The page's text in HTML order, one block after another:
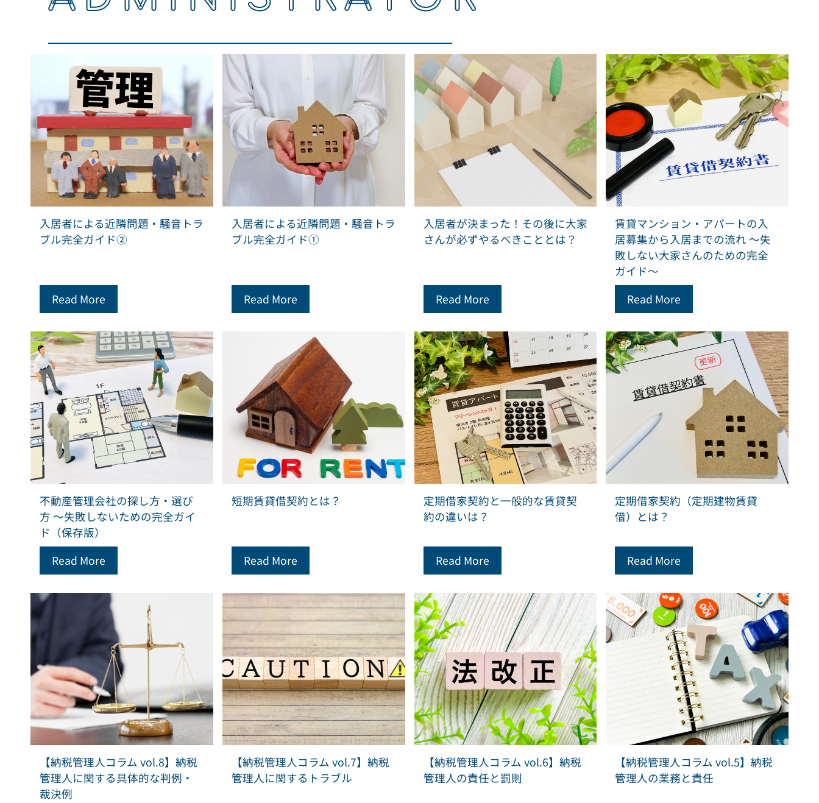
入居者による近隣問題・騒音トラ
ブル完全ガイド②
Read More
入居者による近隣問題・騒音トラ
ブル完全ガイド①
Read More
入居者が決まった！その後に大家
さんが必ずやるべきこととは？
Read More
賃貸マンション・アパートの入
居募集から入居までの流れ ～失
敗しない大家さんのための完全
ガイド～
Read More
不動産管理会社の探し方・選び
方 ～失敗しないための完全ガイ
ド（保存版）
Read More
短期賃貸借契約とは？
Read More
定期借家契約と一般的な賃貸契
約の違いは？
Read More
定期借家契約（定期建物賃貸
借）とは？
Read More
【納税管理人コラム vol.8】納税
管理人に関する具体的な判例・
裁決例
【納税管理人コラム vol.7】納税
管理人に関するトラブル
【納税管理人コラム vol.6】納税
管理人の責任と罰則
【納税管理人コラム vol.5】納税
管理人の業務と責任